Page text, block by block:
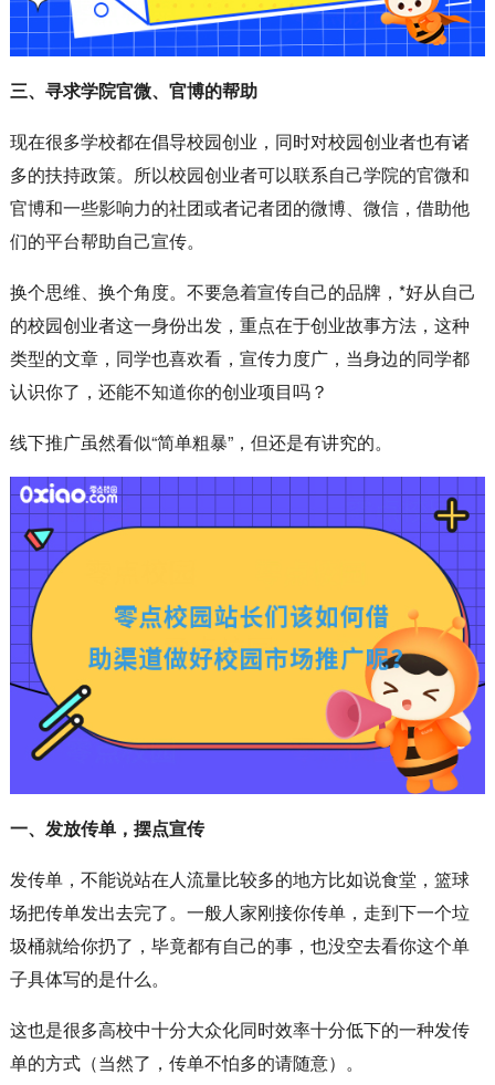
三、寻求学院官微、官博的帮助
现在很多学校都在倡导校园创业，同时对校园创业者也有诸
多的扶持政策。所以校园创业者可以联系自己学院的官微和
官博和一些影响力的社团或者记者团的微博、微信，借助他
们的平台帮助自己宣传。
换个思维、换个角度。不要急着宣传自己的品牌，*好从自己
的校园创业者这一身份出发，重点在于创业故事方法，这种
类型的文章，同学也喜欢看，宣传力度广，当身边的同学都
认识你了，还能不知道你的创业项目吗？
线下推广虽然看似“简单粗暴”，但还是有讲究的。
一、发放传单，摆点宣传
发传单，不能说站在人流量比较多的地方比如说食堂，篮球
场把传单发出去完了。一般人家刚接你传单，走到下一个垃
圾桶就给你扔了，毕竟都有自己的事，也没空去看你这个单
子具体写的是什么。
这也是很多高校中十分大众化同时效率十分低下的一种发传
单的方式（当然了，传单不怕多的请随意）。